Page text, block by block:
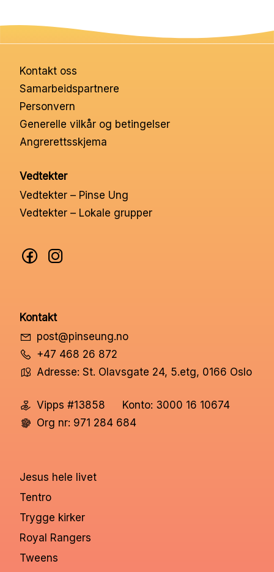
Kontakt oss
Samarbeidspartnere
Personvern
Generelle vilkår og betingelser
Angrerettsskjema
Vedtekter
Vedtekter – Pinse Ung
Vedtekter – Lokale grupper
Kontakt
post@pinseung.no
+47 468 26 872
Adresse: St. Olavsgate 24, 5.etg, 0166 Oslo
Vipps #13858
Konto: 3000 16 10674
Org nr: 971 284 684
Jesus hele livet
Tentro
Trygge kirker
Royal Rangers
Tweens